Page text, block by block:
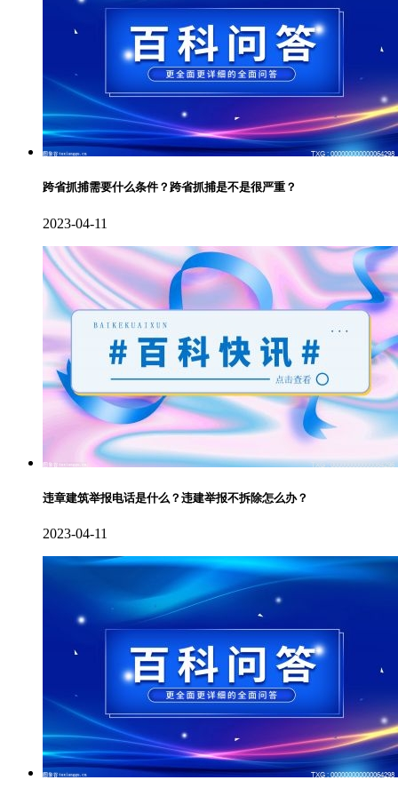
跨省抓捕需要什么条件？跨省抓捕是不是很严重？
2023-04-11
违章建筑举报电话是什么？违建举报不拆除怎么办？
2023-04-11